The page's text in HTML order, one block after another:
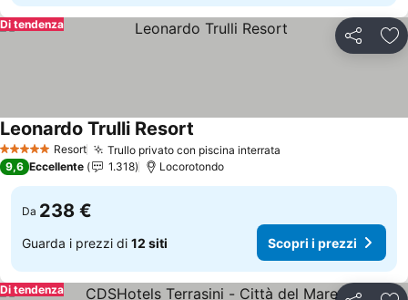
Condividi
Di tendenza
5 Stelle Resort Trullo privato con piscina interrata
Leonardo Trulli Resort
9,6 Eccellente 1.318 Locorotondo
Da 238 €
Guarda i prezzi di 12 siti Scopri i prezzi
Di tendenza